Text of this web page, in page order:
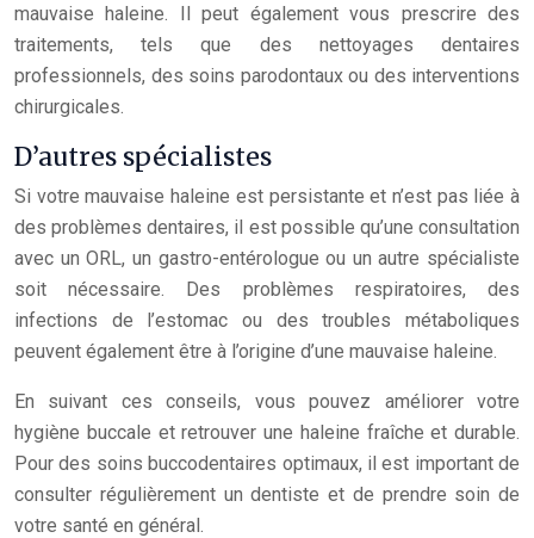
mauvaise haleine. Il peut également vous prescrire des
traitements, tels que des nettoyages dentaires
professionnels, des soins parodontaux ou des interventions
chirurgicales.
D’autres spécialistes
Si votre mauvaise haleine est persistante et n’est pas liée à
des problèmes dentaires, il est possible qu’une consultation
avec un ORL, un gastro-entérologue ou un autre spécialiste
soit nécessaire. Des problèmes respiratoires, des
infections de l’estomac ou des troubles métaboliques
peuvent également être à l’origine d’une mauvaise haleine.
En suivant ces conseils, vous pouvez améliorer votre
hygiène buccale et retrouver une haleine fraîche et durable.
Pour des soins buccodentaires optimaux, il est important de
consulter régulièrement un dentiste et de prendre soin de
votre santé en général.